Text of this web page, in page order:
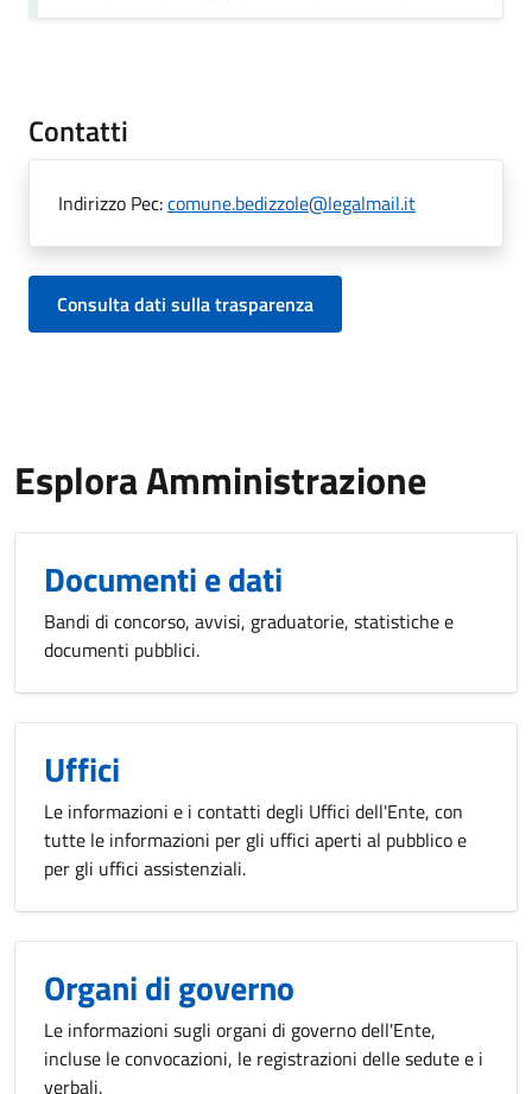
Contatti
Indirizzo Pec:comune.bedizzole@legalmail.it
Consulta dati sulla trasparenza
Esplora Amministrazione
Documenti e dati
Bandi di concorso, avvisi, graduatorie, statistiche e
documenti pubblici.
Uffici
Le informazioni e i contatti degli Uffici dell'Ente, con
tutte le informazioni per gli uffici aperti al pubblico e
per gli uffici assistenziali.
Organi di governo
Le informazioni sugli organi di governo dell'Ente,
incluse le convocazioni, le registrazioni delle sedute e i
verbali.